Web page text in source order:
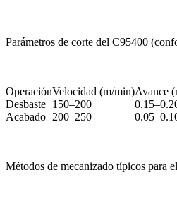
Parámetros de corte del C95400
OperaciónVelocidad (m/min)Avance
Desbaste 150–200
Acabado 200–250
Métodos de mecanizado típicos para